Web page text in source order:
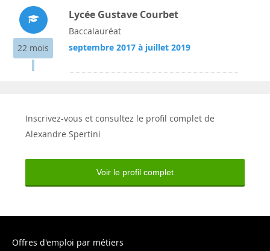
22 mois
Lycée Gustave Courbet
Baccalauréat
septembre 2017 à juillet 2019
Inscrivez-vous et consultez le profil complet de
Alexandre Spertini
Voir le profil complet
Offres d'emploi par métiers